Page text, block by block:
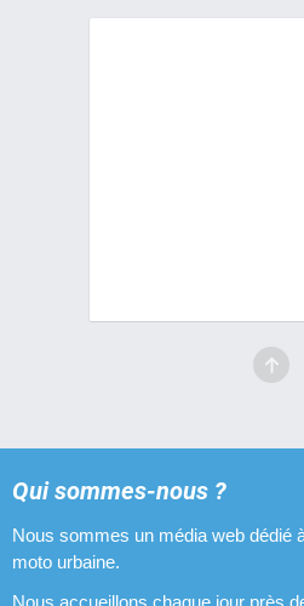
Qui sommes-nous ?
Nous sommes un média web dédié
moto urbaine.